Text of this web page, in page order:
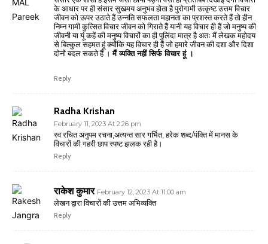
के आधार पर ही संसार सुखमय अनुभव होता है पुरोगामी उत्कृष्ट उत्तम विचार
जीवन को ऊपर उठाते हैं उन्नति सफलता महानता का प्रशस्त करते हैं तो हीन
निम्न गामी कुत्सित विचार जीवन को गिराते हैं यानी यह विचार ही हैं जो मनुष्य की
जीवनी या यूं कहें की मनुष्य विचारों का ही पुलिंदा मात्र है अतः मैं लेखक महोदय
से बिल्कुल सहमत हूं क्योंकि यह विचार ही हैं जो हमारे जीवन की दशा और दिशा
दोनों बदल सकते हैं ।मैं व्यक्ति नहीं सिर्फ विचार हूं ।
Reply
Radha Krishan
February 11, 2023 At 2:26 pm
स्व रचित अनुपम रचना,अत्यन्त सार गर्भित, हरेक शब्द/पंक्ति में मानस के
विचारों की गहरी छाप स्पष्ट झलक रही है।
Reply
राकेश कुमार February 12, 2023 At 11:00 am
लेखन द्वारा विचारों की उत्तम अभिव्यक्ति
Reply